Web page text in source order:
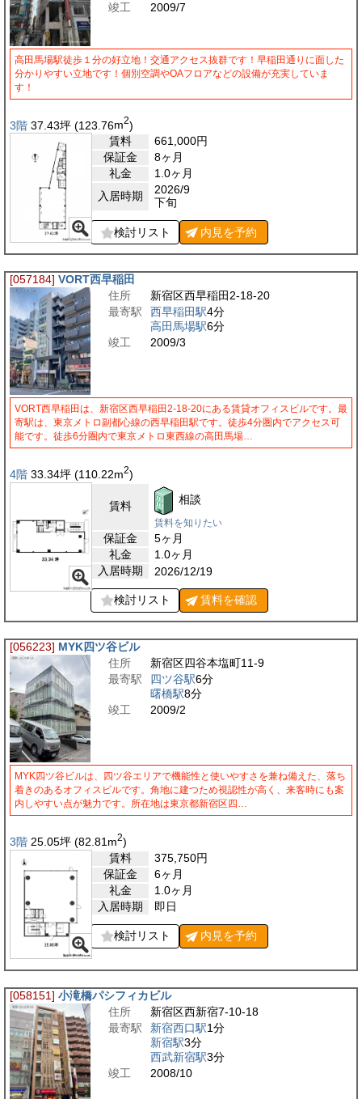
竣工
2009/7
高田馬場駅徒歩１分の好立地！交通アクセス抜群です！早稲田通りに面した
分かりやすい立地です！個別空調やOAフロアなどの設備が充実していま
す！
3階 37.43坪 (123.76m2)
賃料
661,000円
保証金
8ヶ月
礼金
1.0ヶ月
入居時期
2026/9
下旬
検討リスト 内見を予約
[057184] VORT西早稲田
住所
新宿区西早稲田2-18-20
最寄駅
西早稲田駅4分
高田馬場駅6分
竣工
2009/3
VORT西早稲田は、新宿区西早稲田2-18-20にある賃貸オフィスビルです。最
寄駅は、東京メトロ副都心線の西早稲田駅です。徒歩4分圏内でアクセス可
能です。徒歩6分圏内で東京メトロ東西線の高田馬場…
4階 33.34坪 (110.22m2)
賃料 相談
賃料を知りたい
保証金
5ヶ月
礼金
1.0ヶ月
入居時期
2026/12/19
検討リスト 賃料を確認
[056223] MYK四ツ谷ビル
住所
新宿区四谷本塩町11-9
最寄駅
四ツ谷駅6分
曙橋駅8分
竣工
2009/2
MYK四ツ谷ビルは、四ツ谷エリアで機能性と使いやすさを兼ね備えた、落ち
着きのあるオフィスビルです。角地に建つため視認性が高く、来客時にも案
内しやすい点が魅力です。所在地は東京都新宿区四…
3階 25.05坪 (82.81 m2)
賃料
375,750円
保証金
6ヶ月
礼金
1.0ヶ月
入居時期
即日
検討リスト 内見を予約
[058151] 小滝橋パシフィカビル
住所
新宿区西新宿7-10-18
最寄駅
新宿西口駅1分
新宿駅3分
西武新宿駅3分
竣工
2008/10